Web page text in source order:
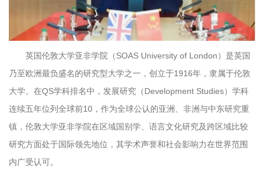
英国伦敦大学亚非学院（SOAS University of London）是英国
乃至欧洲最负盛名的研究型大学之一，创立于1916年，隶属于伦敦
大学。在QS学科排名中，发展研究（Development Studies）学科
连续五年位列全球前10，作为全球公认的亚洲、非洲与中东研究重
镇，伦敦大学亚非学院在区域国别学、语言文化研究及跨区域比较
研究方面处于国际领先地位，其学术声誉和社会影响力在世界范围
内广受认可。